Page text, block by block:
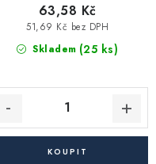
Skladem (25 ks)
51,69 Kč bez DPH
63,58 Kč